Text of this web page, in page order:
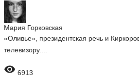
Мария Горковская
«Оливье», президентская речь и
телевизору....
 6913